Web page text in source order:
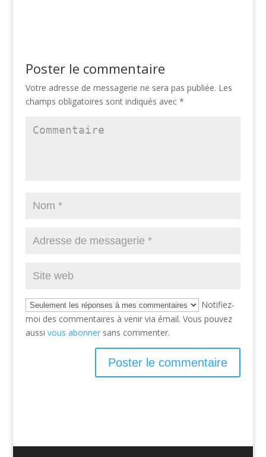
Poster le commentaire
Votre adresse de messagerie ne sera pas publiée. Les
champs obligatoires sont indiqués avec *
Notifiez-
moi des commentaires à venir via émail. Vous pouvez
aussi vous abonnersans commenter.